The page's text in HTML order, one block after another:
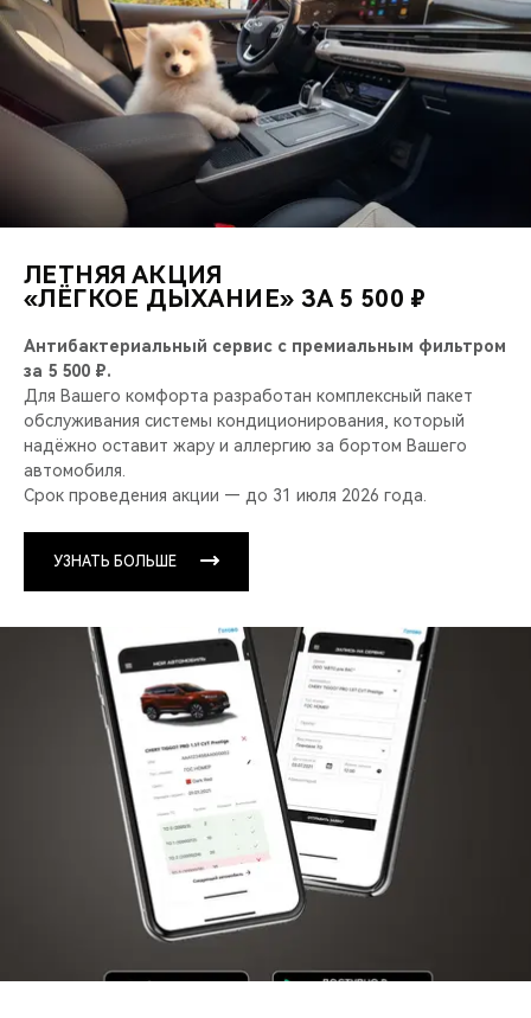
ЛЕТНЯЯ АКЦИЯ
«ЛЁГКОЕ ДЫХАНИЕ» ЗА 5 500 ₽
Антибактериальный сервис с премиальным фильтром
за 5 500 ₽.
Для Вашего комфорта разработан комплексный пакет
обслуживания системы кондиционирования, который
надёжно оставит жару и аллергию за бортом Вашего
автомобиля.
Срок проведения акции — до 31 июля 2026 года.
УЗНАТЬ БОЛЬШЕ